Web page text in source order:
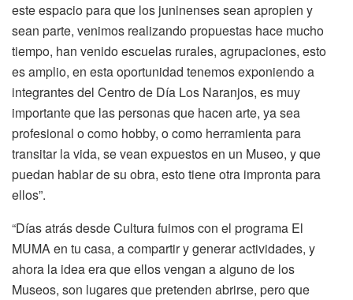
este espacio para que los juninenses sean apropien y
sean parte, venimos realizando propuestas hace mucho
tiempo, han venido escuelas rurales, agrupaciones, esto
es amplio, en esta oportunidad tenemos exponiendo a
integrantes del Centro de Día Los Naranjos, es muy
importante que las personas que hacen arte, ya sea
profesional o como hobby, o como herramienta para
transitar la vida, se vean expuestos en un Museo, y que
puedan hablar de su obra, esto tiene otra impronta para
ellos”.
“Días atrás desde Cultura fuimos con el programa El
MUMA en tu casa, a compartir y generar actividades, y
ahora la idea era que ellos vengan a alguno de los
Museos, son lugares que pretenden abrirse, pero que